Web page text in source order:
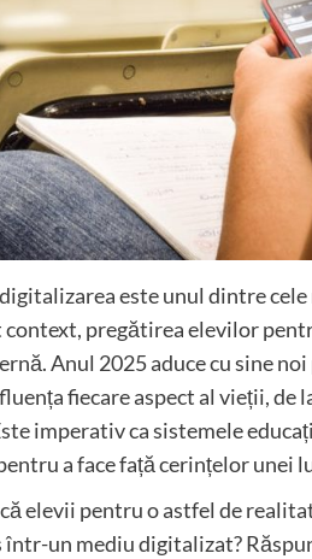
este unul dintre
pregătirea elevilor
Anul 2025 aduce cu sine
fiecare aspect al vieții, de
imperativ ca sistemele
a face față cerințelor unei
elevii pentru o astfel de
într-un mediu digitalizat?